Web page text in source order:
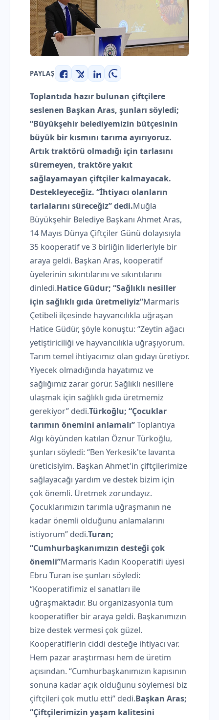
PAYLAŞ
Facebook
X LinkedInWhatsApp
Toplantıda hazır bulunan çiftçilere
seslenen Başkan Aras, şunları söyledi;
“Büyükşehir belediyemizin bütçesinin
büyük bir kısmını tarıma ayırıyoruz.
Artık traktörü olmadığı için tarlasını
süremeyen, traktöre yakıt
sağlayamayan çiftçiler kalmayacak.
Destekleyeceğiz. “İhtiyacı olanların
tarlalarını süreceğiz” dedi.Muğla
Büyükşehir Belediye Başkanı Ahmet Aras,
14 Mayıs Dünya Çiftçiler Günü dolayısıyla
35 kooperatif ve 3 birliğin liderleriyle bir
araya geldi. Başkan Aras, kooperatif
üyelerinin sıkıntılarını ve sıkıntılarını
dinledi.Hatice Güdur; “Sağlıklı nesiller
için sağlıklı gıda üretmeliyiz”Marmaris
Çetibeli ilçesinde hayvancılıkla uğraşan
Hatice Güdür, şöyle konuştu: “Zeytin ağacı
yetiştiriciliği ve hayvancılıkla uğraşıyorum.
Tarım temel ihtiyacımız olan gıdayı üretiyor.
Yiyecek olmadığında hayatımız ve
sağlığımız zarar görür. Sağlıklı nesillere
ulaşmak için sağlıklı gıda üretmemiz
gerekiyor” dedi.Türkoğlu; “Çocuklar
tarımın önemini anlamalı”Toplantıya
Algı köyünden katılan Öznur Türkoğlu,
şunları söyledi: “Ben Yerkesik'te lavanta
üreticisiyim. Başkan Ahmet'in çiftçilerimize
sağlayacağı yardım ve destek bizim için
çok önemli. Üretmek zorundayız.
Çocuklarımızın tarımla uğraşmanın ne
kadar önemli olduğunu anlamalarını
istiyorum” dedi.Turan;
“Cumhurbaşkanımızın desteği çok
önemli”Marmaris Kadın Kooperatifi üyesi
Ebru Turan ise şunları söyledi:
“Kooperatifimiz el sanatları ile
uğraşmaktadır. Bu organizasyonla tüm
kooperatifler bir araya geldi. Başkanımızın
bize destek vermesi çok güzel.
Kooperatiflerin ciddi desteğe ihtiyacı var.
Hem pazar araştırması hem de üretim
açısından. “Cumhurbaşkanımızın kapısının
sonuna kadar açık olduğunu söylemesi biz
çiftçileri çok mutlu etti” dedi.Başkan Aras;
“Çiftçilerimizin yaşam kalitesini